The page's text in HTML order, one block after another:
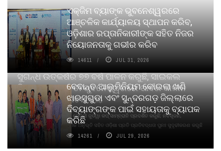
ସୁଗନ୍ଧ ଉତ୍କର୍ଷର ୭୭ ବର୍ଷ ପାଳନ କରୁଛି, ସାଇକଲ
ପିୟୋର୍‌ ଅଗରବତୀ ଭୁବନେଶ୍ୱରରେ ପାର୍ବଣ କାଳୀନ
ନବସୃଜନ ଉନ୍ମୋଚନ କଲା
ବାଉଁଶ ବିହୀନ କଠିନ ଧୂପ ଏବଂ ମେଦିନୀ ଜୁଡୱା କପ୍‌ ସାମ୍ବ୍ରାନି ପ୍ରଦର୍ଶିତ କରୁଛି; ନବସୃଜନ,
ଦୀର୍ଘସ୍ଥାୟିତା ଏବଂ ଆଧ୍ୟାତ୍ମିକ ଅନୁଭୂତି ସହିତ ଓଡ଼ିଶା ପ୍ରତି ପ୍ରତିବଦ୍ଧତା ପୁନଃ ସୁଦୃଢୀକରଣ କରୁଛି
ଏକ୍ଜିମ ବ୍ୟାଙ୍କ ଭୁବନେଶ୍ୱରରେ
ଆଞ୍ଚଳିକ କାର୍ଯ୍ୟାଳୟ ସ୍ଥାପନ କରିବ,
ଓଡ଼ିଶାର ରପ୍ତାନିକାରୀଙ୍କ ସହିତ ନିଜର
ନିୟୋଜନତାକୁ ଗଭୀର କରିବ
14611 JUL 31, 2026
ବେଦାନ୍ତ ଆଲୁମିନିୟମ କୋଇଲା ଖଣି
ଝାରସୁଗୁଡା ଏବଂ ସୁନ୍ଦରଗଡ଼ ଜିଲ୍ଲାରେ
ଦିବ୍ୟାଙ୍ଗଙ୍କ ପାଇଁ ସହାୟତାକୁ ବ୍ୟାପକ
କରିଛି
14261 JUL 29, 2026